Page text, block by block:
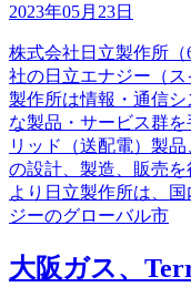
2023年05月23日
株式会社日立製作所
社の日立エナジー（
製作所は情報・通信
な製品・サービス群
リッド（送配電）製
の設計、製造、販売
より日立製作所は、
ジーのグローバル市
大阪ガス、